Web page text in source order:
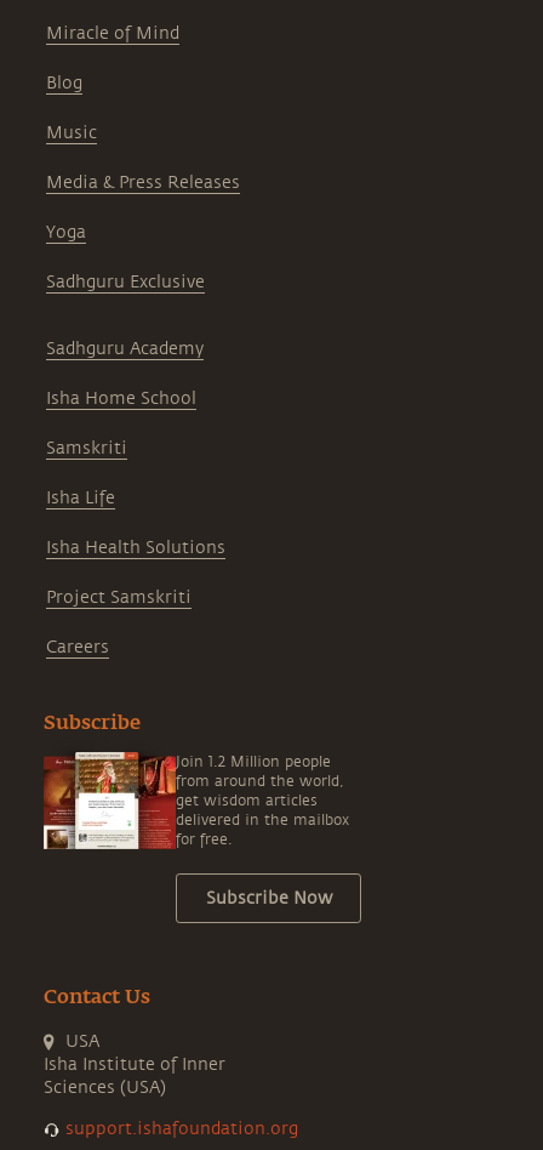
Miracle of Mind
Blog
Music
Media & Press Releases
Yoga
Sadhguru Exclusive
Sadhguru Academy
Isha Home School
Samskriti
Isha Life
Isha Health Solutions
Project Samskriti
Careers
Subscribe
Join 1.2 Million people
from around the world,
get wisdom articles
delivered in the mailbox
for free.
Subscribe Now
Contact Us
USA
Isha Institute of Inner
Sciences (USA)
support.ishafoundation.org